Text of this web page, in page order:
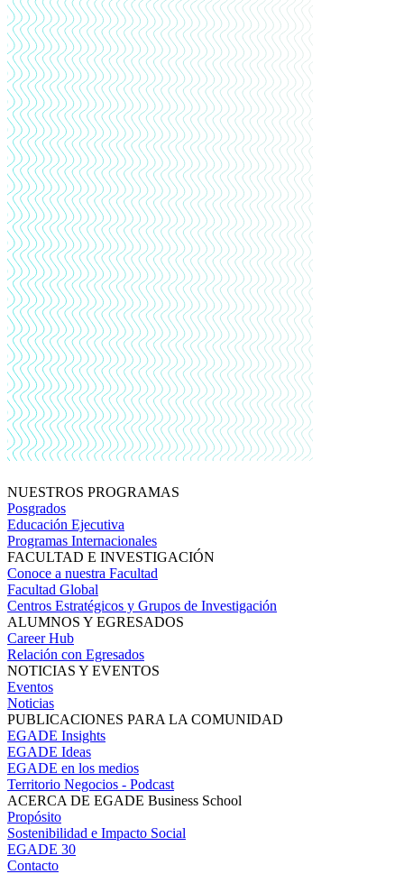
NUESTROS PROGRAMAS
Posgrados
Educación Ejecutiva
Programas Internacionales
FACULTAD E INVESTIGACIÓN
Conoce a nuestra Facultad
Facultad Global
Centros Estratégicos y Grupos de Investigación
ALUMNOS Y EGRESADOS
Career Hub
Relación con Egresados
NOTICIAS Y EVENTOS
Eventos
Noticias
PUBLICACIONES PARA LA COMUNIDAD
EGADE Insights
EGADE Ideas
EGADE en los medios
Territorio Negocios - Podcast
ACERCA DE EGADE Business School
Propósito
Sostenibilidad e Impacto Social
EGADE 30
Contacto